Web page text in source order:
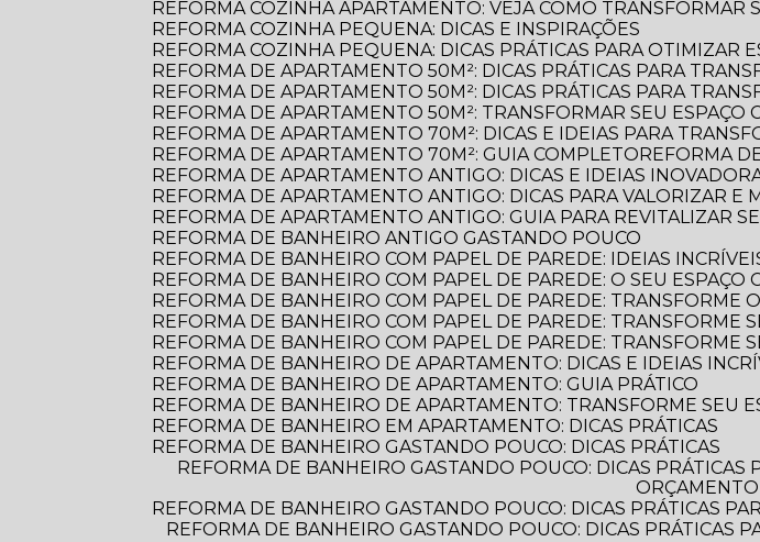
REFORMA COZINHA APARTAMENTO: VEJA COMO
REFORMA COZINHA PEQUENA: DICAS E INSPIRAÇÕES
REFORMA COZINHA PEQUENA: DICAS PRÁTICAS PARA OTIMIZAR
REFORMA DE APARTAMENTO 50M²: DICAS PRÁTICAS PARA
REFORMA DE APARTAMENTO 50M²: DICAS PRÁTICAS PARA
REFORMA DE APARTAMENTO 50M²: TRANSFORMAR SEU ESPAÇO
REFORMA DE APARTAMENTO 70M²: DICAS E IDEIAS PARA
REFORMA DE APARTAMENTO 70M²: GUIA COMPLETO
REFORMA
REFORMA DE APARTAMENTO ANTIGO: DICAS E IDEIAS
REFORMA DE APARTAMENTO ANTIGO: DICAS PARA VALORIZAR E
REFORMA DE APARTAMENTO ANTIGO: GUIA PARA REVITALIZAR
REFORMA DE BANHEIRO ANTIGO GASTANDO POUCO
REFORMA DE BANHEIRO COM PAPEL DE PAREDE: IDEIAS
REFORMA DE BANHEIRO COM PAPEL DE PAREDE: O SEU ESPAÇO
REFORMA DE BANHEIRO COM PAPEL DE PAREDE: TRANSFORME
REFORMA DE BANHEIRO COM PAPEL DE PAREDE: TRANSFORME
REFORMA DE BANHEIRO COM PAPEL DE PAREDE: TRANSFORME
REFORMA DE BANHEIRO DE APARTAMENTO: DICAS E IDEIAS
REFORMA DE BANHEIRO DE APARTAMENTO: GUIA PRÁTICO
REFORMA DE BANHEIRO DE APARTAMENTO: TRANSFORME SEU
REFORMA DE BANHEIRO EM APARTAMENTO: DICAS PRÁTICAS
REFORMA DE BANHEIRO GASTANDO POUCO: DICAS PRÁTICAS
REFORMA DE BANHEIRO GASTANDO POUCO: DICAS PRÁTICAS PARA TRANSFORMAR O ESPAÇO SEM ESTOURAR O
ORÇAMENTO
REFORMA DE BANHEIRO GASTANDO POUCO: DICAS PRÁTICAS
REFORMA DE BANHEIRO GASTANDO POUCO: DICAS PRÁTICAS PARA TRANSFORMAR SEU ESPAÇO SEM ESTOURAR O